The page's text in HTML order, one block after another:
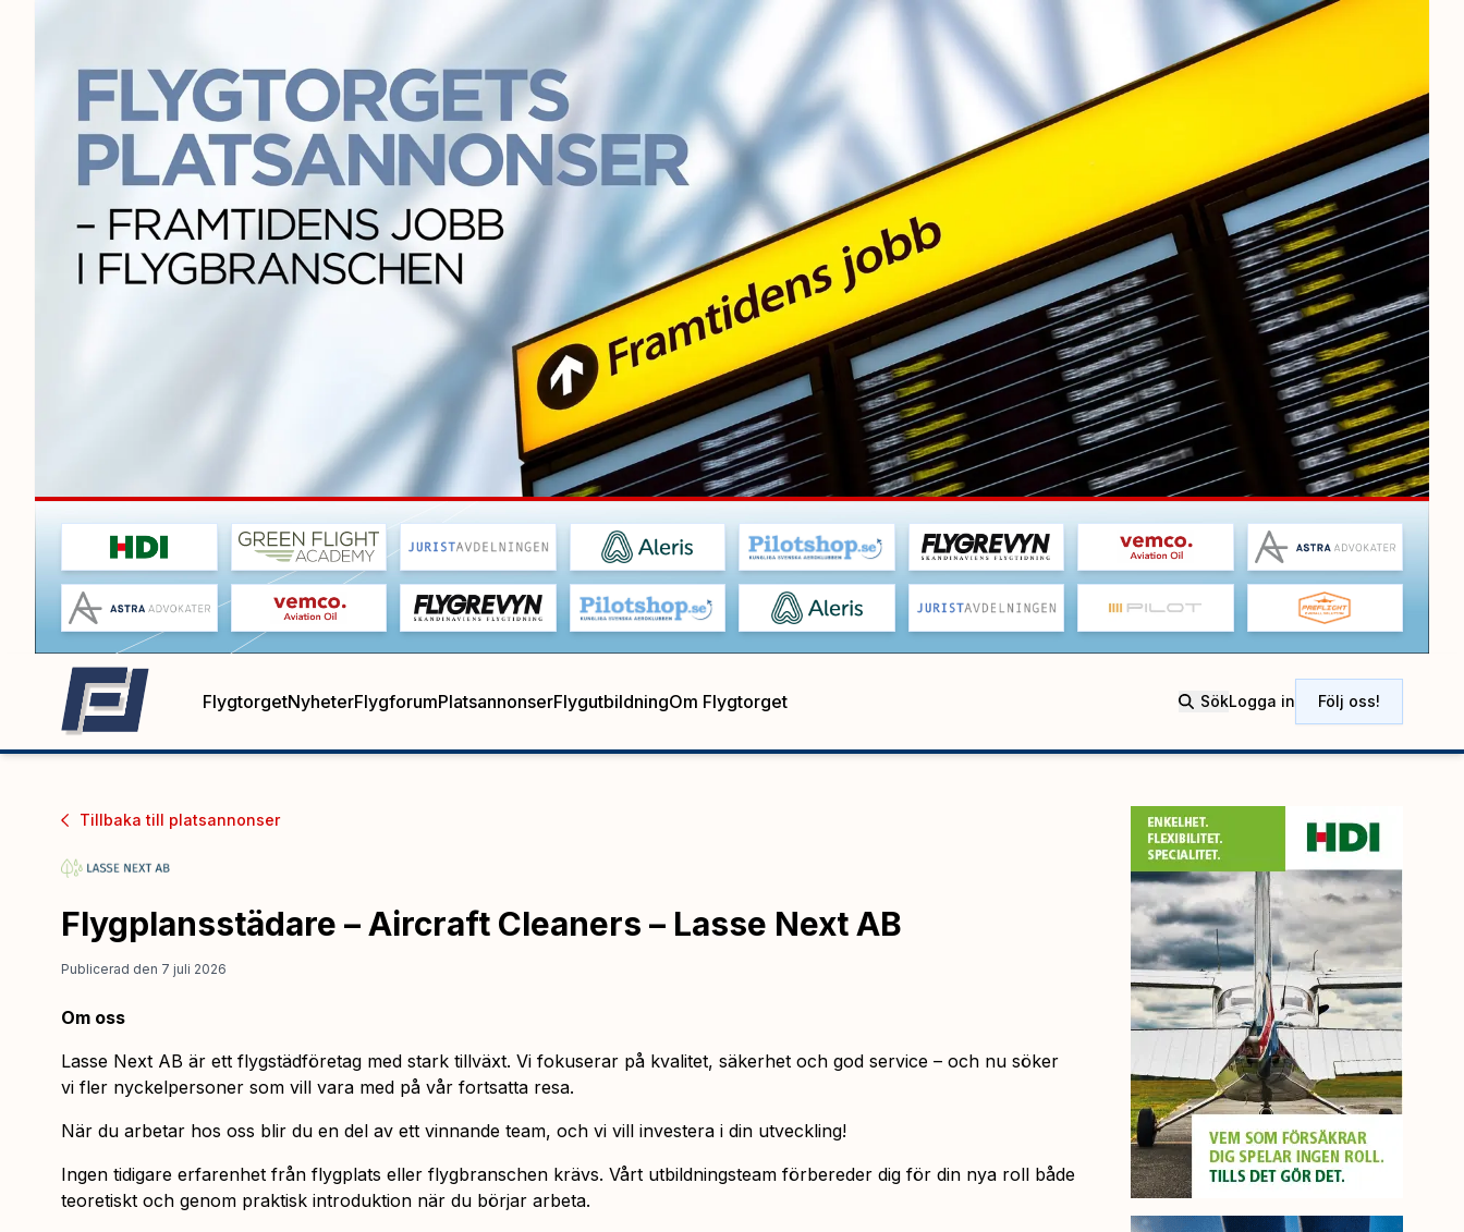
FlygtorgetNyheterFlygforumPlatsannonserFlygutbildningOm Flygtorget SökLogga in Följ oss!
Tillbaka till platsannonser
Flygplansstädare – Aircraft Cleaners – Lasse Next AB
Publicerad den 7 juli 2026
Om oss
Lasse Next AB är ett flygstädföretag med stark tillväxt. Vi fokuserar på kvalitet, säkerhet och god service – och nu söker
vi fler nyckelpersoner som vill vara med på vår fortsatta resa.
När du arbetar hos oss blir du en del av ett vinnande team, och vi vill investera i din utveckling!
Ingen tidigare erfarenhet från flygplats eller flygbranschen krävs. Vårt utbildningsteam förbereder dig för din nya roll både
teoretiskt och genom praktisk introduktion när du börjar arbeta.